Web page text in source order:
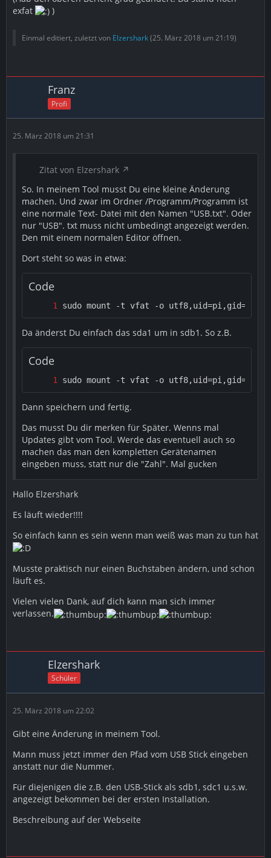
exfat
)
Einmal editiert, zuletzt von Elzershark(25. März 2018 um 21:19)
Franz
Profi
25. März 2018 um 21:31
Zitat von Elzershark
So. In meinem Tool musst Du eine kleine Änderung
machen. Und zwar im Ordner /Programm/Programm ist
eine normale Text- Datei mit den Namen "USB.txt". Oder
nur "USB". txt muss nicht umbedingt angezeigt werden.
Den mit einem normalen Editor öffnen.
Dort steht so was in etwa:
Code
sudo mount -t vfat -o
Da änderst Du einfach das sda1 um in sdb1. So z.B.
Code
sudo mount -t vfat -o
Dann speichern und fertig.
Das musst Du dir merken für Später. Wenns mal
Updates gibt vom Tool. Werde das eventuell auch so
machen das man den kompletten Gerätenamen
eingeben muss, statt nur die "Zahl". Mal gucken
Hallo Elzershark
Es läuft wieder!!!!
So einfach kann es sein wenn man weiß was man zu tun hat
Musste praktisch nur einen Buchstaben ändern, und schon
läuft es.
Vielen vielen Dank, auf dich kann man sich immer
verlassen.
Elzershark
Schüler
25. März 2018 um 22:02
Gibt eine Änderung in meinem Tool.
Mann muss jetzt immer den Pfad vom USB Stick eingeben
anstatt nur die Nummer.
Für diejenigen die z.B. den USB-Stick als sdb1, sdc1 u.s.w.
angezeigt bekommen bei der ersten Installation.
Beschreibung auf der Webseite